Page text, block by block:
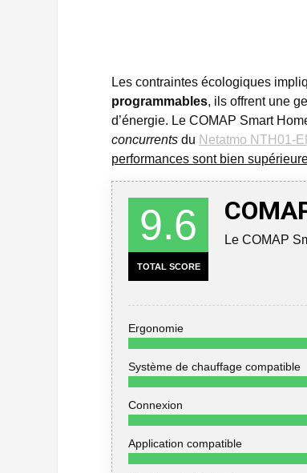
Les contraintes écologiques
programmables, ils offrent une
d’énergie. Le COMAP Smart
concurrents du Netatmo NTH01-
performances sont bien
9.6
TOTAL SCORE
Le COMAP
Ergonomie
Système de chauffage compatible
Connexion
Application compatible